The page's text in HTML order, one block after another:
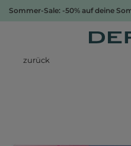
Sommer-Sale: -50% auf deine
zurück